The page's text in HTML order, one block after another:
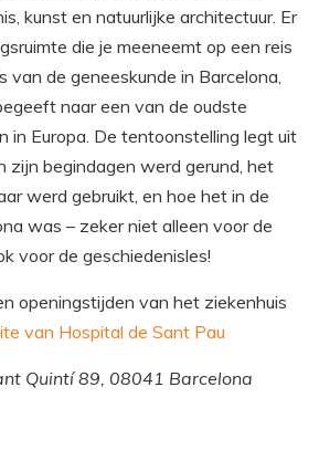
kunst en natuurlijke architectuur. Er
die je meeneemt op een reis
van de geneeskunde in Barcelona,
naar een van de oudste
in Europa. De tentoonstelling legt uit
zijn begindagen werd gerund, het
werd gebruikt, en hoe het in de
was – zeker niet alleen voor de
voor de geschiedenisles!
openingstijden van het ziekenhuis
van Hospital de Sant Pau
Quintí 89, 08041 Barcelona